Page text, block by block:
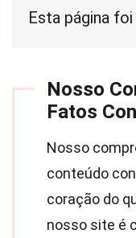
Esta página
Nosso
Fatos
Nosso
conteúdo
coração do
nosso site é